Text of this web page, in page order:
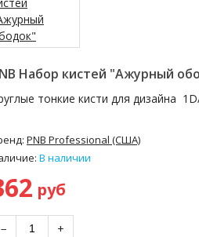
Набор кистей "Ажурный
тонкие кисти для дизайна
PNB Professional (США)
В наличии
руб
− +